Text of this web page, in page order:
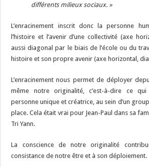
différents milieux sociaux. »
L’enracinement inscrit donc la personne
l’histoire et l’avenir d’une collectivité (axe
aussi diagonal par le biais de l’école ou du
histoire et son propre avenir (axe horizontal,
L’enracinement nous permet de déployer
même notre originalité, c’est-à-dire ce
personne unique et créatrice, au sein d’un
place. Cela était vrai pour Jean-Paul dans sa
Tri Yann.
La conscience de notre originalité
consistance de notre être et à son déploiement.